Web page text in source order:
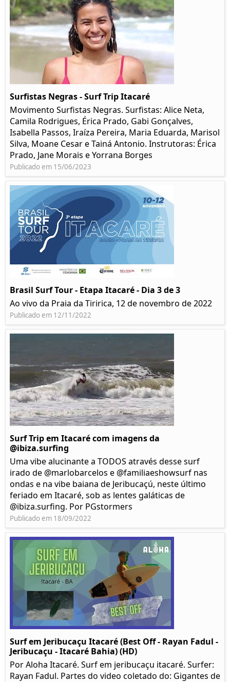
Surfistas Negras - Surf Trip Itacaré
Movimento Surfistas Negras. Surfistas: Alice Neta,
Camila Rodrigues, Érica Prado, Gabi Gonçalves,
Isabella Passos, Iraíza Pereira, Maria Eduarda, Marisol
Silva, Moane Cesar e Tainá Antonio. Instrutoras: Érica
Prado, Jane Morais e Yorrana Borges
Publicado em 15/06/2023
Brasil Surf Tour - Etapa Itacaré - Dia 3 de 3
Ao vivo da Praia da Tiririca, 12 de novembro de 2022
Publicado em 12/11/2022
Surf Trip em Itacaré com imagens da
@ibiza.surfing
Uma vibe alucinante a TODOS através desse surf
irado de @marlobarcelos e @familiaeshowsurf nas
ondas e na vibe baiana de Jeribucaçú, neste último
feriado em Itacaré, sob as lentes galáticas de
@ibiza.surfing. Por PGstormers
Publicado em 18/09/2022
Surf em Jeribucaçu Itacaré (Best Off - Rayan Fadul -
Jeribucaçu - Itacaré Bahia) (HD)
Por Aloha Itacaré. Surf em jeribucaçu itacaré. Surfer:
Rayan Fadul. Partes do video coletado do: Gigantes de